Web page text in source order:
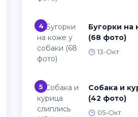
4
Бугорки на коже у собаки
(68 фото)
13-Окт
5
Собака и курица слиплись
(42 фото)
05-Окт